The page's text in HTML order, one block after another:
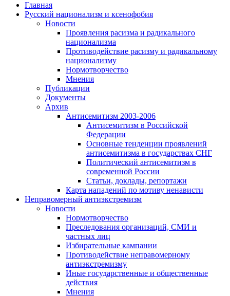
Главная
Русский национализм и ксенофобия
Новости
Проявления расизма и радикального
национализма
Противодействие расизму и радикальному
национализму
Нормотворчество
Мнения
Публикации
Документы
Архив
Антисемитизм 2003-2006
Антисемитизм в Российской
Федерации
Основные тенденции проявлений
антисемитизма в государствах СНГ
Политический антисемитизм в
современной России
Статьи, доклады, репортажи
Карта нападений по мотиву ненависти
Неправомерный антиэкстремизм
Новости
Нормотворчество
Преследования организаций, СМИ и
частных лиц
Избирательные кампании
Противодействие неправомерному
антиэкстремизму
Иные государственные и общественные
действия
Мнения